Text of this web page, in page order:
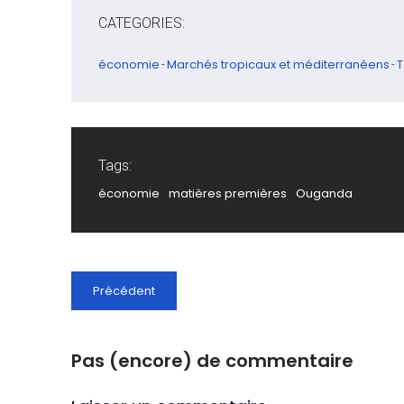
CATEGORIES:
économie -Marchés tropicaux et méditerranéens -
Tags:
économie matières premières Ouganda
Précédent
Pas (encore) de commentaire